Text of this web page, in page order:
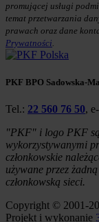
promującej usługi
temat przetwarzania
prawach oraz dane
Prywatności.
PKF BPO Sadowska-
Tel.: 22 560 76 50,
"PKF" i logo PKF
wykorzystywanymi
członkowskie
używane przez
członkowską sieci.
Copyright © 2001-
Projekt i wykonanie